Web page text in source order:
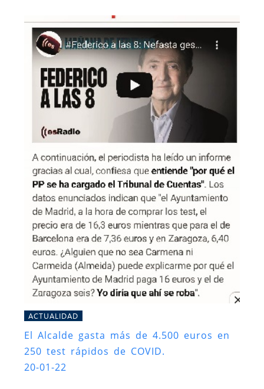
ACTUALIDAD
El Alcalde gasta más de 4.500 euros en
250 test rápidos de COVID.
20-01-22